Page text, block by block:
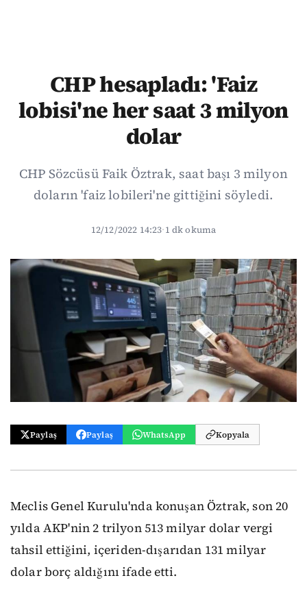
CHP hesapladı: 'Faiz
lobisi'ne her saat 3 milyon
dolar
CHP Sözcüsü Faik Öztrak, saat başı 3 milyon
doların 'faiz lobileri'ne gittiğini söyledi.
12/12/2022 14:23·1 dk okuma
Paylaş Paylaş WhatsApp Kopyala
Meclis Genel Kurulu'nda konuşan Öztrak, son 20
yılda AKP'nin 2 trilyon 513 milyar dolar vergi
tahsil ettiğini, içeriden-dışarıdan 131 milyar
dolar borç aldığını ifade etti.